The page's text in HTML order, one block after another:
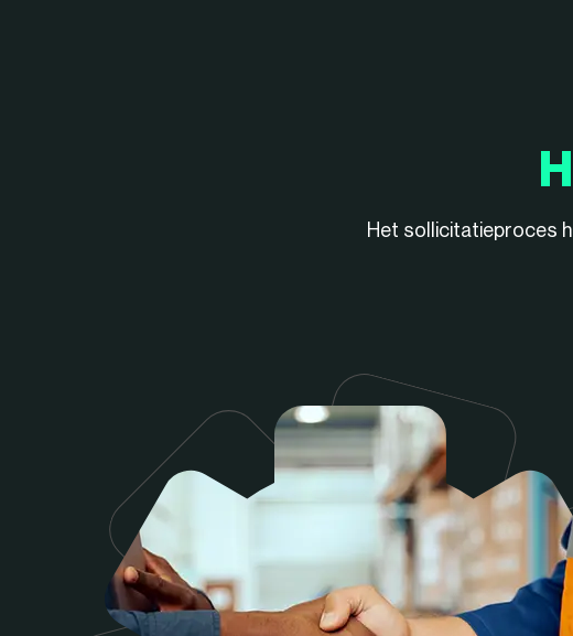
Het sollicitatieproces